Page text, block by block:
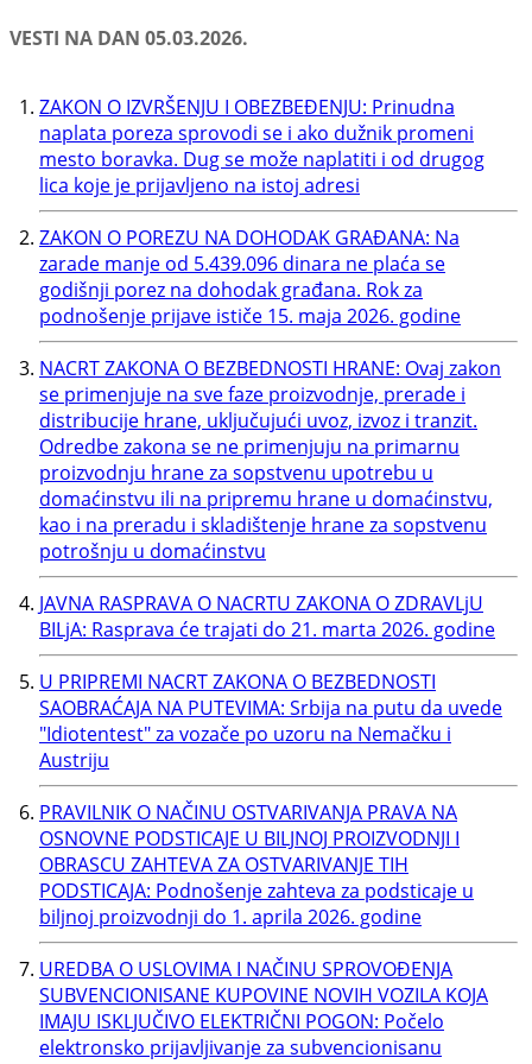
VESTI NA DAN 05.03.2026.
ZAKON O IZVRŠENJU I OBEZBEĐENJU: Prinudna
naplata poreza sprovodi se i ako dužnik promeni
mesto boravka. Dug se može naplatiti i od drugog
lica koje je prijavljeno na istoj adresi
ZAKON O POREZU NA DOHODAK GRAĐANA: Na
zarade manje od 5.439.096 dinara ne plaća se
godišnji porez na dohodak građana. Rok za
podnošenje prijave ističe 15. maja 2026. godine
NACRT ZAKONA O BEZBEDNOSTI HRANE: Ovaj zakon
se primenjuje na sve faze proizvodnje, prerade i
distribucije hrane, uključujući uvoz, izvoz i tranzit.
Odredbe zakona se ne primenjuju na primarnu
proizvodnju hrane za sopstvenu upotrebu u
domaćinstvu ili na pripremu hrane u domaćinstvu,
kao i na preradu i skladištenje hrane za sopstvenu
potrošnju u domaćinstvu
JAVNA RASPRAVA O NACRTU ZAKONA O ZDRAVLjU
BILjA: Rasprava će trajati do 21. marta 2026. godine
U PRIPREMI NACRT ZAKONA O BEZBEDNOSTI
SAOBRAĆAJA NA PUTEVIMA: Srbija na putu da uvede
"Idiotentest" za vozače po uzoru na Nemačku i
Austriju
PRAVILNIK O NAČINU OSTVARIVANJA PRAVA NA
OSNOVNE PODSTICAJE U BILJNOJ PROIZVODNJI I
OBRASCU ZAHTEVA ZA OSTVARIVANJE TIH
PODSTICAJA: Podnošenje zahteva za podsticaje u
biljnoj proizvodnji do 1. aprila 2026. godine
UREDBA O USLOVIMA I NAČINU SPROVOĐENJA
SUBVENCIONISANE KUPOVINE NOVIH VOZILA KOJA
IMAJU ISKLJUČIVO ELEKTRIČNI POGON: Počelo
elektronsko prijavljivanje za subvencionisanu